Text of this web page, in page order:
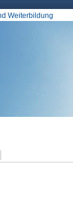
Weiterbildung